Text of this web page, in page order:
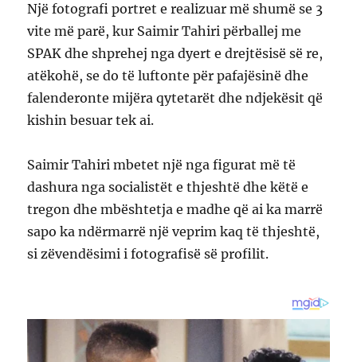
Një fotografi portret e realizuar më shumë se 3
vite më parë, kur Saimir Tahiri përballej me
SPAK dhe shprehej nga dyert e drejtësisë së re,
atëkohë, se do të luftonte për pafajësinë dhe
falenderonte mijëra qytetarët dhe ndjekësit që
kishin besuar tek ai.
Saimir Tahiri mbetet një nga figurat më të
dashura nga socialistët e thjeshtë dhe këtë e
tregon dhe mbështetja e madhe që ai ka marrë
sapo ka ndërmarrë një veprim kaq të thjeshtë,
si zëvendësimi i fotografisë së profilit.